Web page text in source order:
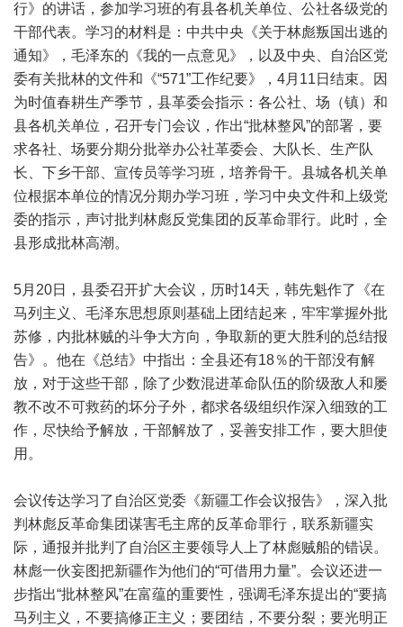
行》的讲话，参加学习班的有县各机关单位、公社各级党的
干部代表。学习的材料是：中共中央《关于林彪叛国出逃的
通知》，毛泽东的《我的一点意见》，以及中央、自治区党
委有关批林的文件和《“571”工作纪要》，4月11日结束。因
为时值春耕生产季节，县革委会指示：各公社、场（镇）和
县各机关单位，召开专门会议，作出“批林整风”的部署，要
求各社、场要分期分批举办公社革委会、大队长、生产队
长、下乡干部、宣传员等学习班，培养骨干。县城各机关单
位根据本单位的情况分期办学习班，学习中央文件和上级党
委的指示，声讨批判林彪反党集团的反革命罪行。此时，全
县形成批林高潮。
5月20日，县委召开扩大会议，历时14天，韩先魁作了《在
马列主义、毛泽东思想原则基础上团结起来，牢牢掌握外批
苏修，内批林贼的斗争大方向，争取新的更大胜利的总结报
告》。他在《总结》中指出：全县还有18％的干部没有解
放，对于这些干部，除了少数混进革命队伍的阶级敌人和屡
教不改不可救药的坏分子外，都求各级组织作深入细致的工
作，尽快给予解放，干部解放了，妥善安排工作，要大胆使
用。
会议传达学习了自治区党委《新疆工作会议报告》，深入批
判林彪反革命集团谋害毛主席的反革命罪行，联系新疆实
际，通报并批判了自治区主要领导人上了林彪贼船的错误。
林彪一伙妄图把新疆作为他们的“可借用力量”。会议还进一
步指出“批林整风”在富蕴的重要性，强调毛泽东提出的“要搞
马列主义，不要搞修正主义；要团结，不要分裂；要光明正